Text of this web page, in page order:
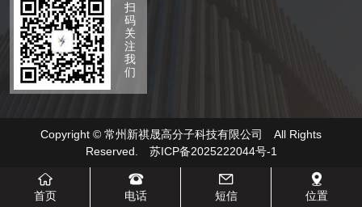
扫
码
关
注
我
们
Copyright © 常州新祺晟高分子科技有限公司 All Rights
Reserved. 苏ICP备2025222044号-1

首页

电话

短信

位置